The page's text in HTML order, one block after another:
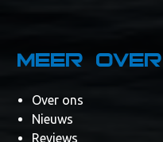
Meer over
Over ons
Nieuws
Reviews